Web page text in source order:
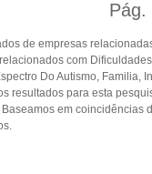
Pág.
de empresas
com
Do Autismo, Familia,
resultados para esta
em